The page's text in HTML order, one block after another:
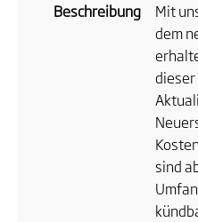
Beschreibung
Mit
dem
sind